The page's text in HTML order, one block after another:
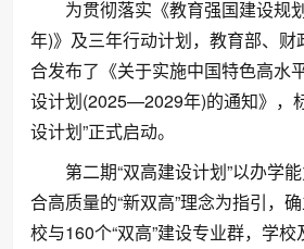
为贯彻落实《教育强国建设
年)》及三年行动计划，教育部、
合发布了《关于实施中国特色高水
设计划(2025—2029年)的通知》，
设计划”正式启动。
第二期“双高建设计划”以办学
合高质量的“新双高”理念为指引，
校与160个“双高”建设专业群，学